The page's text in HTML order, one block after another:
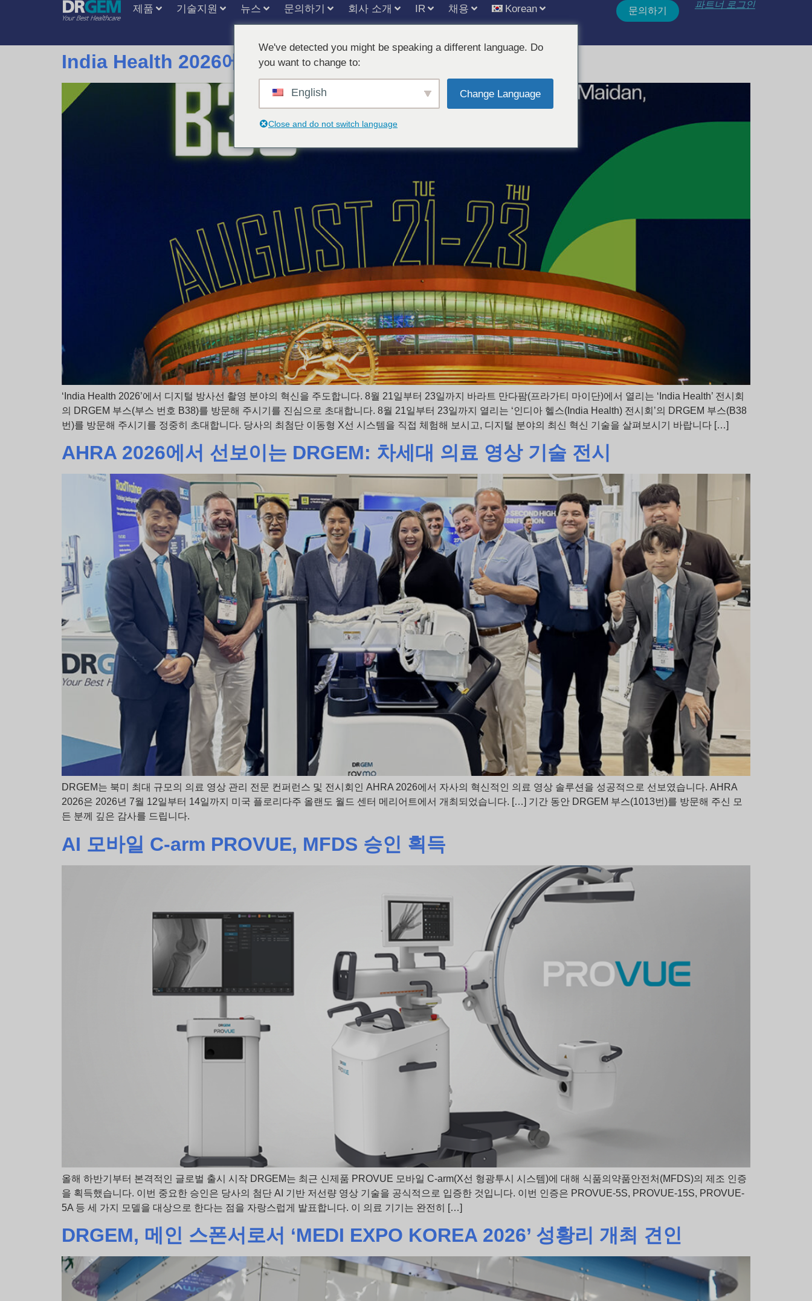
제품 기술지원 뉴스 문의하기 회사 소개 IR 채용 Korean 문의하기
파트너 로그인
India Health 2026에서 DRGEM 부스를 방문해 주세요
‘India Health 2026’에서 디지털 방사선 촬영 분야의 혁신을 주도합니다. 8월 21일부터 23일까지 바라트 만다팜(프라가티 마이단)에서 열리는 ‘India Health’ 전시회
의 DRGEM 부스(부스 번호 B38)를 방문해 주시기를 진심으로 초대합니다. 8월 21일부터 23일까지 열리는 ‘인디아 헬스(India Health) 전시회’의 DRGEM 부스(B38
번)를 방문해 주시기를 정중히 초대합니다. 당사의 최첨단 이동형 X선 시스템을 직접 체험해 보시고, 디지털 분야의 최신 혁신 기술을 살펴보시기 바랍니다 […]
AHRA 2026에서 선보이는 DRGEM: 차세대 의료 영상 기술 전시
DRGEM는 북미 최대 규모의 의료 영상 관리 전문 컨퍼런스 및 전시회인 AHRA 2026에서 자사의 혁신적인 의료 영상 솔루션을 성공적으로 선보였습니다. AHRA
2026은 2026년 7월 12일부터 14일까지 미국 플로리다주 올랜도 월드 센터 메리어트에서 개최되었습니다. […] 기간 동안 DRGEM 부스(1013번)를 방문해 주신 모
든 분께 깊은 감사를 드립니다.
AI 모바일 C-arm PROVUE, MFDS 승인 획득
올해 하반기부터 본격적인 글로벌 출시 시작 DRGEM는 최근 신제품 PROVUE 모바일 C-arm(X선 형광투시 시스템)에 대해 식품의약품안전처(MFDS)의 제조 인증
을 획득했습니다. 이번 중요한 승인은 당사의 첨단 AI 기반 저선량 영상 기술을 공식적으로 입증한 것입니다. 이번 인증은 PROVUE-5S, PROVUE-15S, PROVUE-
5A 등 세 가지 모델을 대상으로 한다는 점을 자랑스럽게 발표합니다. 이 의료 기기는 완전히 […]
DRGEM, 메인 스폰서로서 ‘MEDI EXPO KOREA 2026’ 성황리 개최 견인
We've detected you might be speaking a different language. Do
you want to change to:
English Change Language
Close and do not switch language